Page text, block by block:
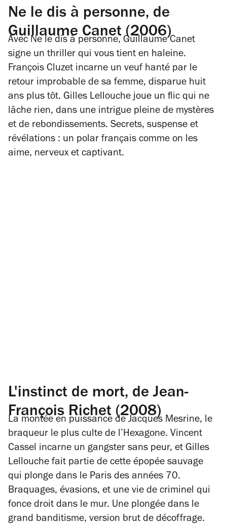
Ne le dis à personne, de
Guillaume Canet (2006)
Avec Ne le dis à personne, Guillaume Canet
signe un thriller qui vous tient en haleine.
François Cluzet incarne un veuf hanté par le
retour improbable de sa femme, disparue huit
ans plus tôt. Gilles Lellouche joue un flic qui ne
lâche rien, dans une intrigue pleine de mystères
et de rebondissements. Secrets, suspense et
révélations : un polar français comme on les
aime, nerveux et captivant.
L'instinct de mort, de Jean-
François Richet (2008)
La montée en puissance de Jacques Mesrine, le
braqueur le plus culte de l’Hexagone. Vincent
Cassel incarne un gangster sans peur, et Gilles
Lellouche fait partie de cette épopée sauvage
qui plonge dans le Paris des années 70.
Braquages, évasions, et une vie de criminel qui
fonce droit dans le mur. Une plongée dans le
grand banditisme, version brut de décoffrage.